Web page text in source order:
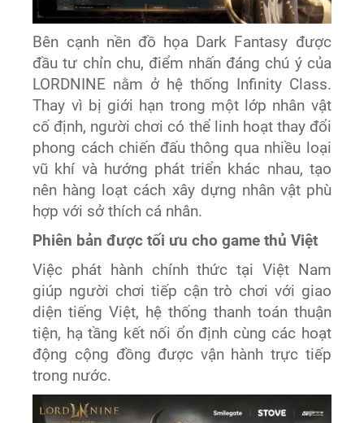
Bên cạnh nền đồ họa Dark Fantasy được
đầu tư chỉn chu, điểm nhấn đáng chú ý của
LORDNINE nằm ở hệ thống Infinity Class.
Thay vì bị giới hạn trong một lớp nhân vật
cố định, người chơi có thể linh hoạt thay đổi
phong cách chiến đấu thông qua nhiều loại
vũ khí và hướng phát triển khác nhau, tạo
nên hàng loạt cách xây dựng nhân vật phù
hợp với sở thích cá nhân.
Phiên bản được tối ưu cho game thủ Việt
Việc phát hành chính thức tại Việt Nam
giúp người chơi tiếp cận trò chơi với giao
diện tiếng Việt, hệ thống thanh toán thuận
tiện, hạ tầng kết nối ổn định cùng các hoạt
động cộng đồng được vận hành trực tiếp
trong nước.